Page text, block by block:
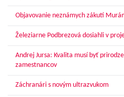
Objavovanie neznámych zákutí
Železiarne Podbrezová dosiahli v
Andrej Jursa: Kvalita musí byť
zamestnancov
Záchranári s novým ultrazvukom